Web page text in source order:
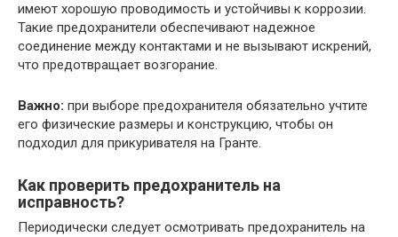
имеют хорошую проводимость и устойчивы к коррозии.
Такие предохранители обеспечивают надежное
соединение между контактами и не вызывают искрений,
что предотвращает возгорание.
Важно: при выборе предохранителя обязательно учтите
его физические размеры и конструкцию, чтобы он
подходил для прикуривателя на Гранте.
Как проверить предохранитель на
исправность?
Периодически следует осмотривать предохранитель на